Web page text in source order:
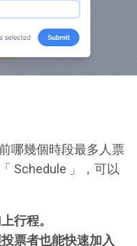
哪幾個時段最多人票
Schedule 」，可以
行程。
票者也能快速加入